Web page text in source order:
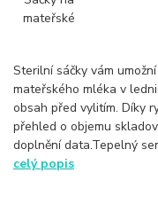
Sterilní sáčky vám
mateřského mléka v
obsah před vylitím. Díky
přehled o objemu
doplnění data.Tepelný
celý popis